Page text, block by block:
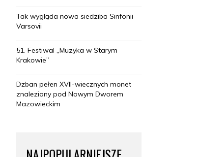
Tak wygląda nowa siedziba Sinfonii
Varsovii
51. Festiwal „Muzyka w Starym
Krakowie”
Dzban pełen XVII-wiecznych monet
znaleziony pod Nowym Dworem
Mazowieckim